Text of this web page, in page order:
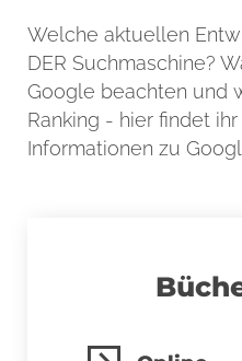
Welche aktuellen
DER Suchmaschine?
Google beachten und
Ranking - hier findet
Informationen zu